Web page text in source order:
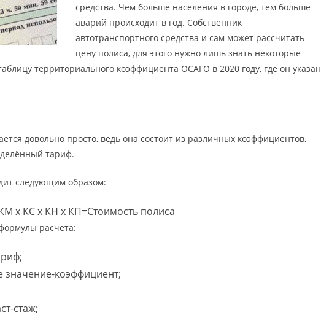
средства. Чем больше населения в городе, тем больше
аварий происходит в год. Собственник
автотранспортного средства и сам может рассчитать
цену полиса, для этого нужно лишь знать некоторые
территориального коэффициента ОСАГО в 2020 году, где он указан
довольно просто, ведь она состоит из различных коэффициентов,
тариф.
следующим образом:
x КС x КН x КП=Стоимость полиса
расчёта:
коэффициент;
стаж;